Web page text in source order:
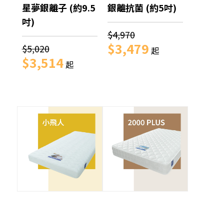
星夢銀離子 (約9.5
吋)
$5,020
$3,514起
銀離抗菌 (約5吋)
$4,970
$3,479 起